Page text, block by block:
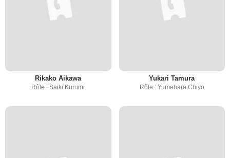
Rikako Aikawa
Rôle : Saiki Kurumi
Yukari Tamura
Rôle : Yumehara Chiyo